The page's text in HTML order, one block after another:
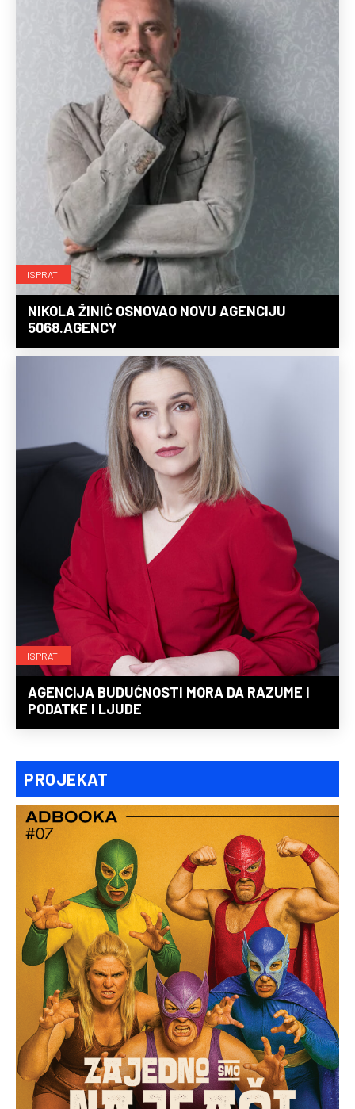
ISPRATI
NIKOLA ŽINIĆ OSNOVAO NOVU AGENCIJU
5068.AGENCY
ISPRATI
AGENCIJA BUDUĆNOSTI MORA DA RAZUME I
PODATKE I LJUDE
PROJEKAT